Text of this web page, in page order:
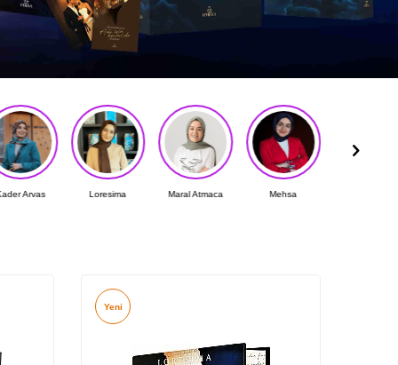
Loresima Maral Atmaca Mehsa Mehtap Fırat
Yeni